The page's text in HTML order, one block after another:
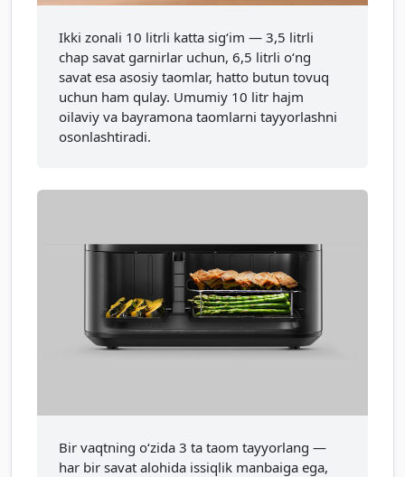
Ikki zonali 10 litrli katta sig‘im — 3,5 litrli
chap savat garnirlar uchun, 6,5 litrli o‘ng
savat esa asosiy taomlar, hatto butun tovuq
uchun ham qulay. Umumiy 10 litr hajm
oilaviy va bayramona taomlarni tayyorlashni
osonlashtiradi.
Bir vaqtning oʻzida 3 ta taom tayyorlang —
har bir savat alohida issiqlik manbaiga ega,